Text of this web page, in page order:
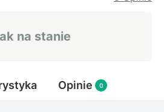
na stanie
Opinie 0